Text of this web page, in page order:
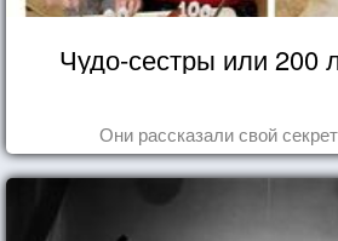
Чудо-сестры или 200
Они рассказали свой